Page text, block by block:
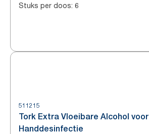
Stuks per doos: 6
511215
Tork Extra Vloeibare Alcohol voor
Handdesinfectie